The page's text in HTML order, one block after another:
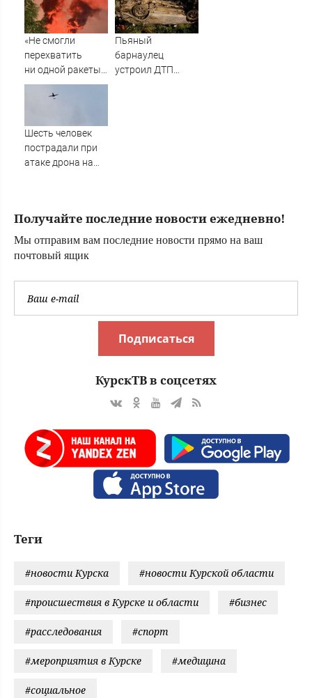
нападении
России
«Не смогли
перехватить
ни одной ракеты»:
В Британии
поразились удару
Пьяный
барнаулец
устроил ДТП
Шесть человек
пострадали при
атаке дрона на
Получайте последние новости ежедневно!
Мы отправим вам последние новости прямо на ваш
почтовый ящик
Подписаться
КурскТВ в соцсетях
Теги
#новости Курска #новости Курской области
#происшествия в Курске и области #бизнес
#расследования #спорт
#мероприятия в Курске #медицина
#социальное